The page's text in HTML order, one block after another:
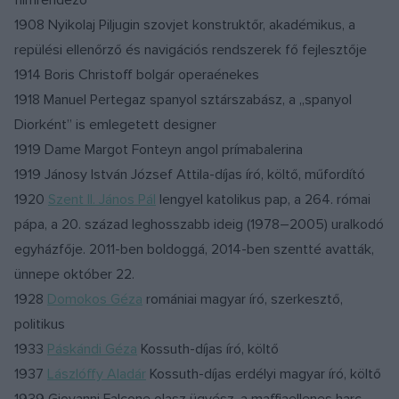
1908 Nyikolaj Piljugin szovjet konstruktőr, akadémikus, a
repülési ellenőrző és navigációs rendszerek fő fejlesztője
1914 Boris Christoff bolgár operaénekes
1918 Manuel Pertegaz spanyol sztárszabász, a „spanyol
Diorként” is emlegetett designer
1919 Dame Margot Fonteyn angol prímabalerina
1919 Jánosy István József Attila-díjas író, költő, műfordító
1920 Szent II. János Pál lengyel katolikus pap, a 264. római
pápa, a 20. század leghosszabb ideig (1978–2005) uralkodó
egyházfője. 2011-ben boldoggá, 2014-ben szentté avatták,
ünnepe október 22.
1928 Domokos Géza romániai magyar író, szerkesztő,
politikus
1933 Páskándi Géza Kossuth-díjas író, költő
1937 Lászlóffy Aladár Kossuth-díjas erdélyi magyar író, költő